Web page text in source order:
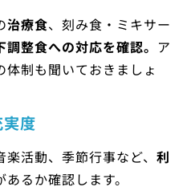
治療食、刻み食・ミキサー
調整食への対応を確認。 ア
制も聞いておきましょ
度
活動、季節行事など、 利
あるか確認します。